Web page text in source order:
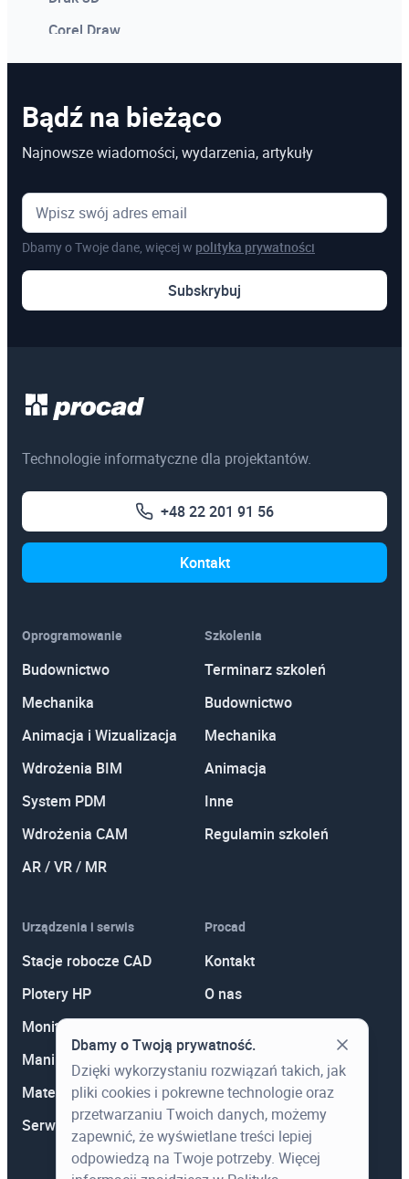
Corel Draw
Photoshop
Microsoft Project
Kosztorysowanie w programie Norma
Microsoft Excel
Pozostałe
Szkolenia online
Egzaminy certyfikacyjne
3ds Max
Autodesk Revit Architecture
Bądź na bieżąco
Najnowsze wiadomości, wydarzenia, artykuły
Dbamy o Twoje dane, więcej w polityka prywatności
Subskrybuj
Technologie informatyczne dla projektantów.
+48 22 201 91 56
Kontakt
Oprogramowanie
Budownictwo
Mechanika
Animacja i Wizualizacja
Wdrożenia BIM
System PDM
Wdrożenia CAM
AR / VR / MR
Szkolenia
Terminarz szkoleń
Budownictwo
Mechanika
Animacja
Inne
Regulamin szkoleń
Urządzenia i serwis
Stacje robocze CAD
Plotery HP
Monitory
Manipulatory 3D
Materiały eksploatacyjne
Serwis
Procad
Kontakt
O nas
Aktualności
Wiedza
Dbamy o Twoją prywatność.
Dzięki wykorzystaniu rozwiązań takich, jak
pliki cookies i pokrewne technologie oraz
przetwarzaniu Twoich danych, możemy
zapewnić, że wyświetlane treści lepiej
odpowiedzą na Twoje potrzeby. Więcej